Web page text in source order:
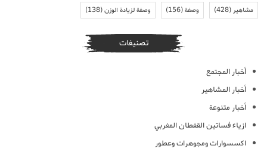
مشاهير(428) وصفة(156) وصفة لزيادة الوزن(138)
تصنيفات
أخبار المجتمع
أخبار المشاهير
أخبار متنوعة
ازياء فساتين القفطان المغربي
اكسسوارات ومجوهرات وعطور